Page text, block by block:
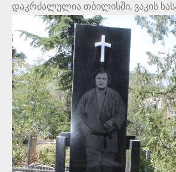
დაკრძალულია თბილისში, ვაკის